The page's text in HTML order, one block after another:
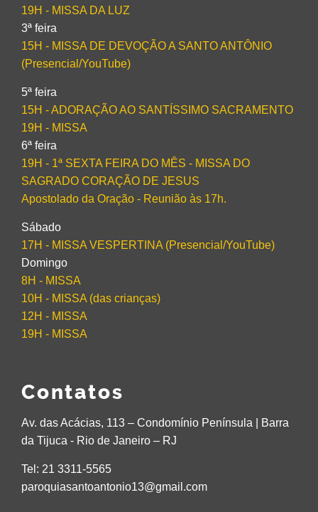
19H - MISSA DA LUZ
3ª feira
15H - MISSA DE DEVOÇÃO A SANTO ANTÔNIO
(Presencial/YouTube)
5ª feira
15H - ADORAÇÃO AO SANTÍSSIMO SACRAMENTO
19H - MISSA
6ª feira
19H - 1ª SEXTA FEIRA DO MÊS - MISSA DO
SAGRADO CORAÇÃO DE JESUS
Apostolado da Oração - Reunião às 17h.
Sábado
17H - MISSA VESPERTINA (Presencial/YouTube)
Domingo
8H - MISSA
10H - MISSA (das crianças)
12H - MISSA
19H - MISSA
Contatos
Av. das Acácias, 113 – Condomínio Península | Barra
da Tijuca - Rio de Janeiro – RJ
Tel: 21 3311-5565
paroquiasantoantonio13@gmail.com